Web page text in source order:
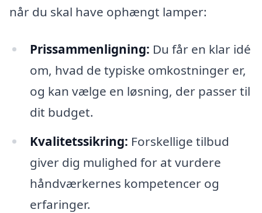
når du skal have ophængt lamper:
Prissammenligning: Du får en klar idé
om, hvad de typiske omkostninger er,
og kan vælge en løsning, der passer til
dit budget.
Kvalitetssikring: Forskellige tilbud
giver dig mulighed for at vurdere
håndværkernes kompetencer og
erfaringer.